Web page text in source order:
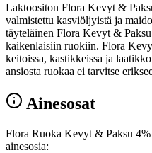
Laktoositon Flora Kevyt &
valmistettu kasviöljyistä ja
täyteläinen Flora Kevyt & Paksu
kaikenlaisiin ruokiin. Flora
keitoissa, kastikkeissa ja
ansiosta ruokaa ei tarvitse
Ainesosat
Flora Ruoka Kevyt & Paksu 4%
ainesosia: